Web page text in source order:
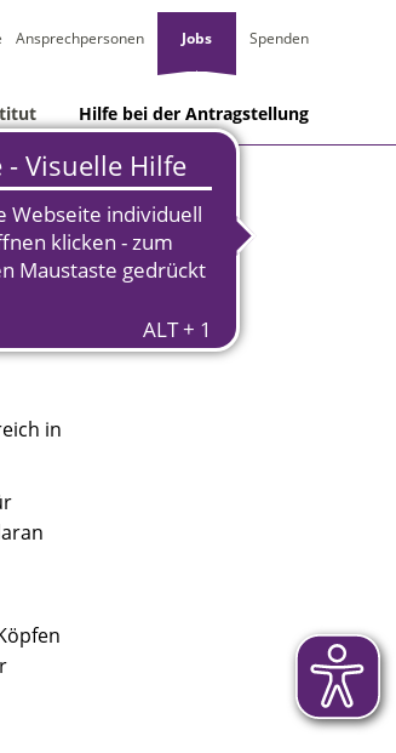
Hilfe bei der Antragstellung
Ansprechpersonen Jobs Spenden
in